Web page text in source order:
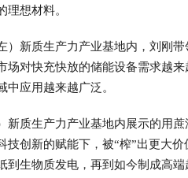
理想材料。
）新质生产力产业基地内，刘刚
场对快充快放的储能设备需求越
中应用越来越广泛。
新质生产力产业基地内展示的用
新的赋能下，被“榨”出更大价
到生物质发电，再到如今制成高